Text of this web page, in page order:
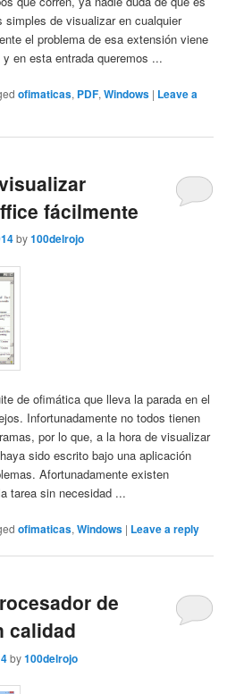
simples de visualizar en cualquier
el problema de esa extensión viene
en esta entrada queremos ...
ofimaticas, PDF,Windows | Leave a
fácilmente
by100delrojo
de ofimática que lleva la parada en el
Infortunadamente no todos tienen
por lo que, a la hora de visualizar
sido escrito bajo una aplicación
Afortunadamente existen
tarea sin necesidad ...
ofimaticas,Windows | Leave a reply
de
calidad
by100delrojo